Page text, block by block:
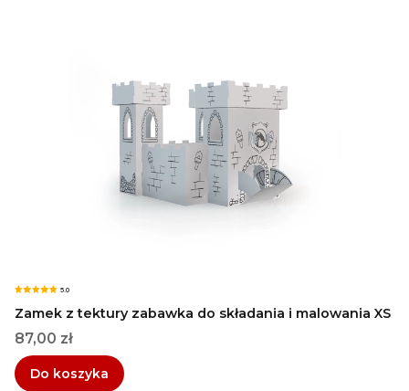
5.0
Zamek z tektury zabawka do składania i malowania XS
Cena
87,00 zł
Do koszyka